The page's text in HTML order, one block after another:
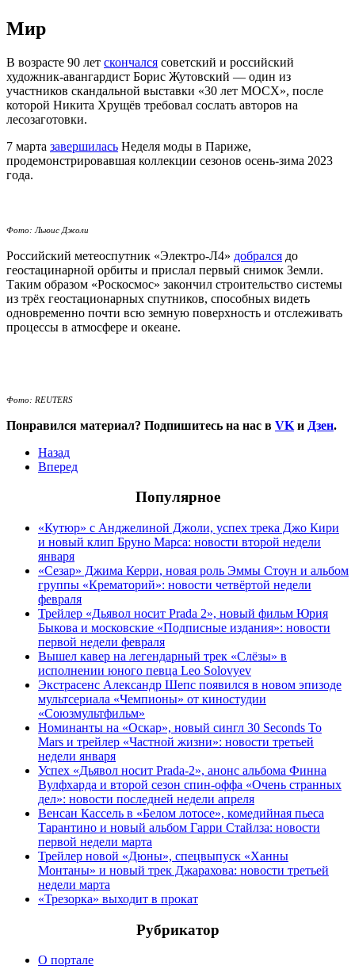
Мир
В возрасте 90 лет скончался советский и российский
художник-авангардист Борис Жутовский — один из
участников скандальной выставки «30 лет МОСХ», после
которой Никита Хрущёв требовал сослать авторов на
лесозаготовки.
7 марта завершилась Неделя моды в Париже,
продемонстрировавшая коллекции сезонов осень-зима 2023
года.
Фото: Льюис Джоли
Российский метеоспутник «Электро-Л4» добрался до
геостацинарной орбиты и прислал первый снимок Земли.
Таким образом «Роскосмос» закончил строительство системы
из трёх геостационарных спутников, способных видеть
одновременно почти всю земную поверхность и отслеживать
процессы в атмосфере и океане.
Фото: REUTERS
Понравился материал? Подпишитесь на нас в VK и Дзен.
Назад
Вперед
Популярное
«Кутюр» с Анджелиной Джоли, успех трека Джо Кири
и новый клип Бруно Марса: новости второй недели
января
«Сезар» Джима Керри, новая роль Эммы Стоун и альбом
группы «Крематорий»: новости четвёртой недели
февраля
Трейлер «Дьявол носит Prada 2», новый фильм Юрия
Быкова и московские «Подписные издания»: новости
первой недели февраля
Вышел кавер на легендарный трек «Слёзы» в
исполнении юного певца Leo Solovyev
Экстрасенс Александр Шепс появился в новом эпизоде
мультсериала «Чемпионы» от киностудии
«Союзмультфильм»
Номинанты на «Оскар», новый сингл 30 Seconds To
Mars и трейлер «Частной жизни»: новости третьей
недели января
Успех «Дьявол носит Prada-2», анонс альбома Финна
Вулфхарда и второй сезон спин-оффа «Очень странных
дел»: новости последней недели апреля
Венсан Кассель в «Белом лотосе», комедийная пьеса
Тарантино и новый альбом Гарри Стайлза: новости
первой недели марта
Трейлер новой «Дюны», спецвыпуск «Ханны
Монтаны» и новый трек Джарахова: новости третьей
недели марта
«Трезорка» выходит в прокат
Рубрикатор
О портале